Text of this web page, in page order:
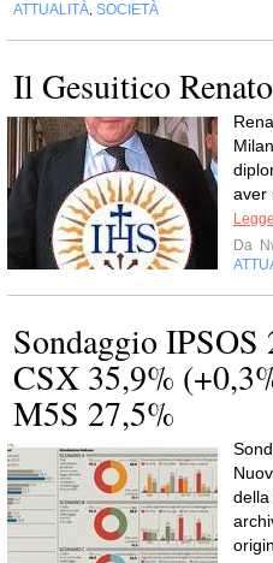
ATTUALITÀ SOCIETÀ
Il Gesuitico
aver
Da
Sondaggio
CSX 35,9%
M5S 27,5%